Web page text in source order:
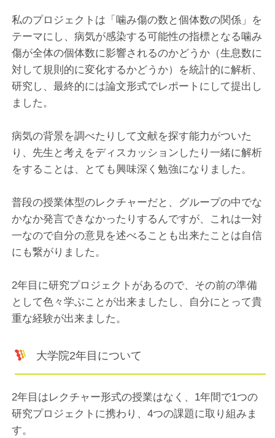
私のプロジェクトは「噛み傷の数と個体数の関係」を
テーマにし、病気が感染する可能性の指標となる噛み
傷が全体の個体数に影響されるのかどうか（生息数に
対して規則的に変化するかどうか）を統計的に解析、
研究し、最終的には論文形式でレポートにして提出し
ました。
病気の背景を調べたりして文献を探す能力がついた
り、先生と考えをディスカッションしたり一緒に解析
をすることは、とても興味深く勉強になりました。
普段の授業体型のレクチャーだと、グループの中でな
かなか発言できなかったりするんですが、これは一対
一なので自分の意見を述べることも出来たことは自信
にも繋がりました。
2年目に研究プロジェクトがあるので、その前の準備
として色々学ぶことが出来ましたし、自分にとって貴
重な経験が出来ました。
大学院2年目について
2年目はレクチャー形式の授業はなく、1年間で1つの
研究プロジェクトに携わり、4つの課題に取り組みま
す。